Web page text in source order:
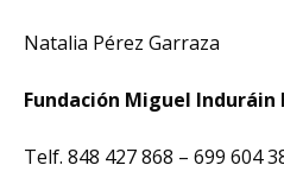
Natalia Pérez Garraza
Fundación Miguel Induráin
Telf. 848 427 868 – 699 604